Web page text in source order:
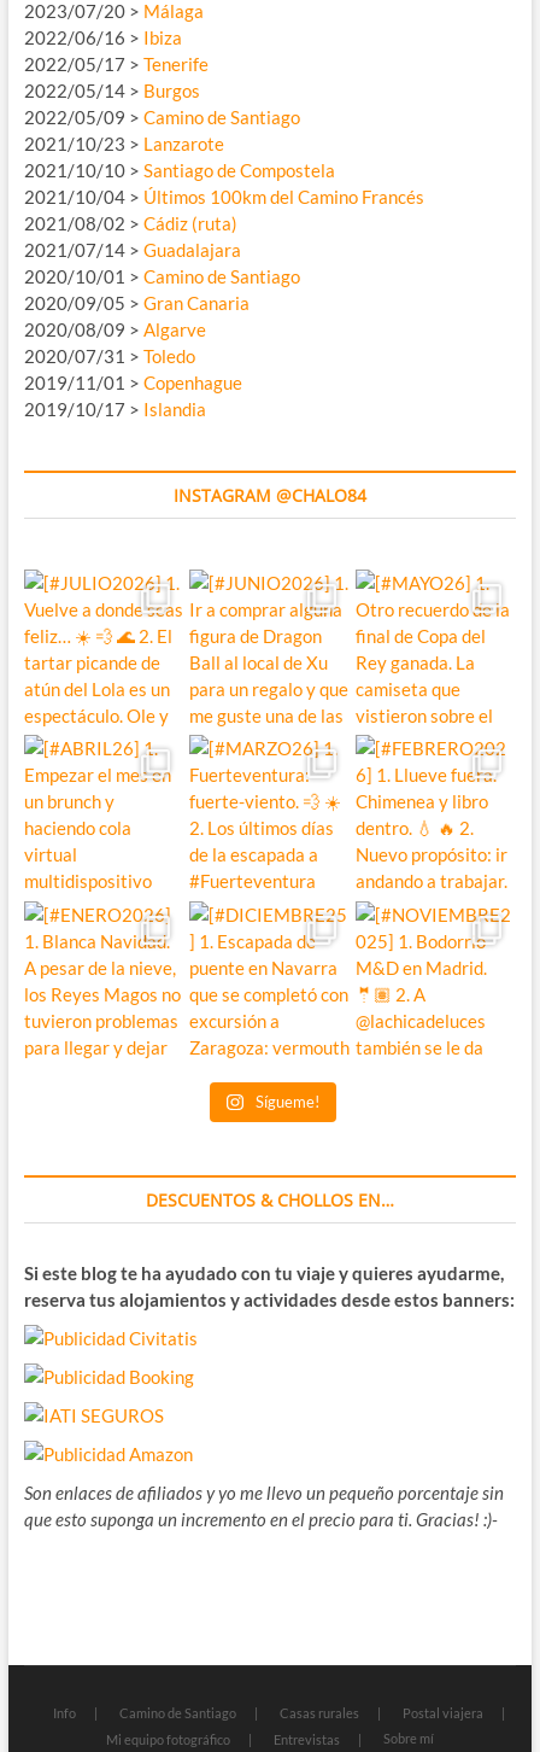
2023/07/20 > Málaga
2022/06/16 > Ibiza
2022/05/17 > Tenerife
2022/05/14 > Burgos
2022/05/09 > Camino de Santiago
2021/10/23 > Lanzarote
2021/10/10 > Santiago de Compostela
2021/10/04 > Últimos 100km del Camino Francés
2021/08/02 > Cádiz (ruta)
2021/07/14 > Guadalajara
2020/10/01 > Camino de Santiago
2020/09/05 > Gran Canaria
2020/08/09 > Algarve
2020/07/31 > Toledo
2019/11/01 > Copenhague
2019/10/17 > Islandia
INSTAGRAM @CHALO84
Sígueme!
DESCUENTOS & CHOLLOS EN…
Si este blog te ha ayudado con tu viaje y quieres ayudarme,
reserva tus alojamientos y actividades desde estos banners:
Son enlaces de afiliados y yo me llevo un pequeño porcentaje sin
que esto suponga un incremento en el precio para ti. Gracias! :)-
Info Camino de Santiago Casas rurales
Postal viajera
Mi equipo fotográfico
Entrevistas Sobre mí